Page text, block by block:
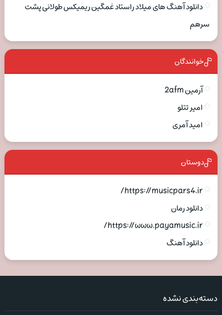
دانلود آهنگ های میلاد راستاد غمگین ریمیکس طولانی پشت
سرهم
خوانندگان
آرمین 2afm
امیر تتلو
امید آمری
دوستان
https://musicpars4.ir/
دانلود رمان
https://www.payamusic.ir/
دانلود آهنگ
دسته‌بندی نشده